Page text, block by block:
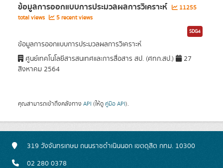
ข้อมูลการออกแบบการประมวลผลการวิเคราะห์
11255
total views
5 recent views
SDG4
ข้อมูลการออกแบบการประมวลผลการวิเคราะห์
ศูนย์เทคโนโลยีสารสนเทศและการสื่อสาร สป. (ศทก.สป.)
27
สิงหาคม 2564
คุณสามารถเข้าถึงคลังทาง API (ให้ดู คู่มือ API).
319 วังจันทรเกษม ถนนราชดำเนินนอก เขตดุสิต กทม. 10300
02 280 0378